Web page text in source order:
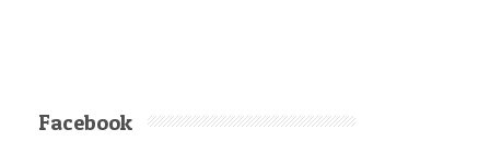
Facebook